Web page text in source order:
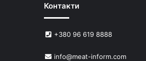
Контакти
+380 96 619 8888
info@meat-inform.com